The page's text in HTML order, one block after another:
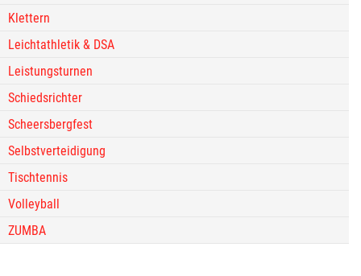
Klettern
Leichtathletik & DSA
Leistungsturnen
Schiedsrichter
Scheersbergfest
Selbstverteidigung
Tischtennis
Volleyball
ZUMBA